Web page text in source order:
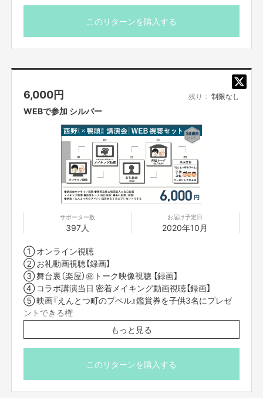
やがて自分たちの信じた“星”についに巡り合う。
そんな今、私たちがリアルな社会に漂う
その先に感じている“希望”が
『えんとつ町のプペル』のストーリーの中に込められています。
これを多くの大人に、
そして子どもたちにも観て欲しい！
ぜひ応援させて欲しい！
■10月25日(日)14時から東京国際フォーラムで開催するコ
ラボ講演会に会場参加できます。
てお届けいたします。限定リンクをクリックするだけで動
画を見ることができるため、アプリのダウンロードは必要
ありません。
■会場に参加できなくなった方は、11月4日(日) 23：59ま
でオンライン視聴できますので、後日ゆっくりご覧いただ
■限定リンクは、支援者の方にSILKHATのメッセージ機能
を使ってお知らせします。講演会開始3時間前までにはお
知らせしますので、メッセージのご確認をお願いします。
■他の方に限定リンクを共有されることは禁止です。
※当日ご来場になる方のお名前・ご住所・お電話番号を『お
届け先情報』に記入してください（新型コロナウイルス感染
拡大防止のため、実際にご来場になった方全員のご連絡先
※チケットの郵送はございません。
このリターンを購入する
6,000円 残り： 制限なし
WEBで参加 シルバー
サポーター数
397人
お届け予定日
2020年10月
① オンライン視聴
② お礼動画視聴【録画】
③ 舞台裏（楽屋）㊙トーク映像視聴 【録画】
④ コラボ講演当日 密着メイキング動画視聴【録画】
⑤ 映画『えんとつ町のプペル』鑑賞券を子供3名にプレゼ
ントできる権
■10月25日(日)14時からコラボ講演をライブ配信をしま
す。
■ライブ配信は「Vimeo」という配信システムを使用してお
もっと見る
このリターンを購入する